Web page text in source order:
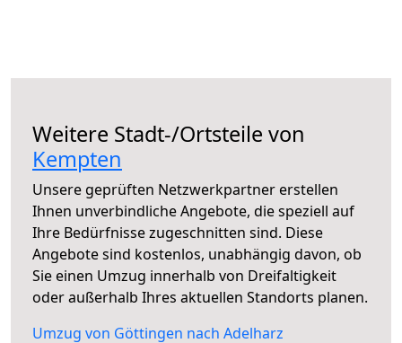
Weitere Stadt-/Ortsteile von
Kempten
Unsere geprüften Netzwerkpartner erstellen
Ihnen unverbindliche Angebote, die speziell auf
Ihre Bedürfnisse zugeschnitten sind. Diese
Angebote sind kostenlos, unabhängig davon, ob
Sie einen Umzug innerhalb von Dreifaltigkeit
oder außerhalb Ihres aktuellen Standorts planen.
Umzug von Göttingen nach Adelharz